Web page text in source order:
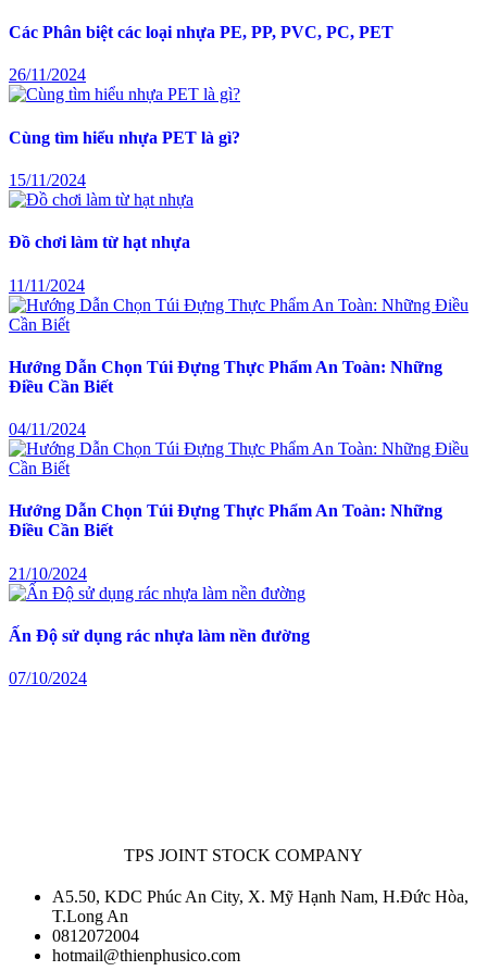
Các Phân biệt các loại nhựa PE, PP, PVC, PC, PET
26/11/2024
Cùng tìm hiểu nhựa PET là gì?
15/11/2024
Đồ chơi làm từ hạt nhựa
11/11/2024
Hướng Dẫn Chọn Túi Đựng Thực Phẩm An Toàn: Những
Điều Cần Biết
04/11/2024
Hướng Dẫn Chọn Túi Đựng Thực Phẩm An Toàn: Những
Điều Cần Biết
21/10/2024
Ấn Độ sử dụng rác nhựa làm nền đường
07/10/2024
TPS JOINT STOCK COMPANY
A5.50, KDC Phúc An City, X. Mỹ Hạnh Nam, H.Đức Hòa,
T.Long An
0812072004
hotmail@thienphusico.com